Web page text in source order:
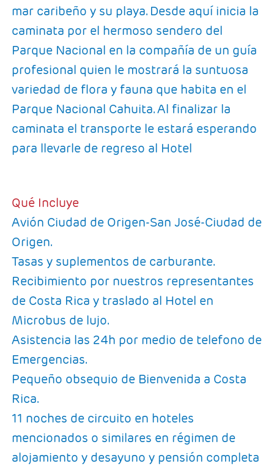
mar caribeño y su playa. Desde aquí inicia la
caminata por el hermoso sendero del
Parque Nacional en la compañía de un guía
profesional quien le mostrará la suntuosa
variedad de flora y fauna que habita en el
Parque Nacional Cahuita. Al finalizar la
caminata el transporte le estará esperando
para llevarle de regreso al Hotel
Qué Incluye
Avión Ciudad de Origen-San José-Ciudad de
Origen.
Tasas y suplementos de carburante.
Recibimiento por nuestros representantes
de Costa Rica y traslado al Hotel en
Microbus de lujo.
Asistencia las 24h por medio de telefono de
Emergencias.
Pequeño obsequio de Bienvenida a Costa
Rica.
11 noches de circuito en hoteles
mencionados o similares en régimen de
alojamiento y desayuno y pensión completa